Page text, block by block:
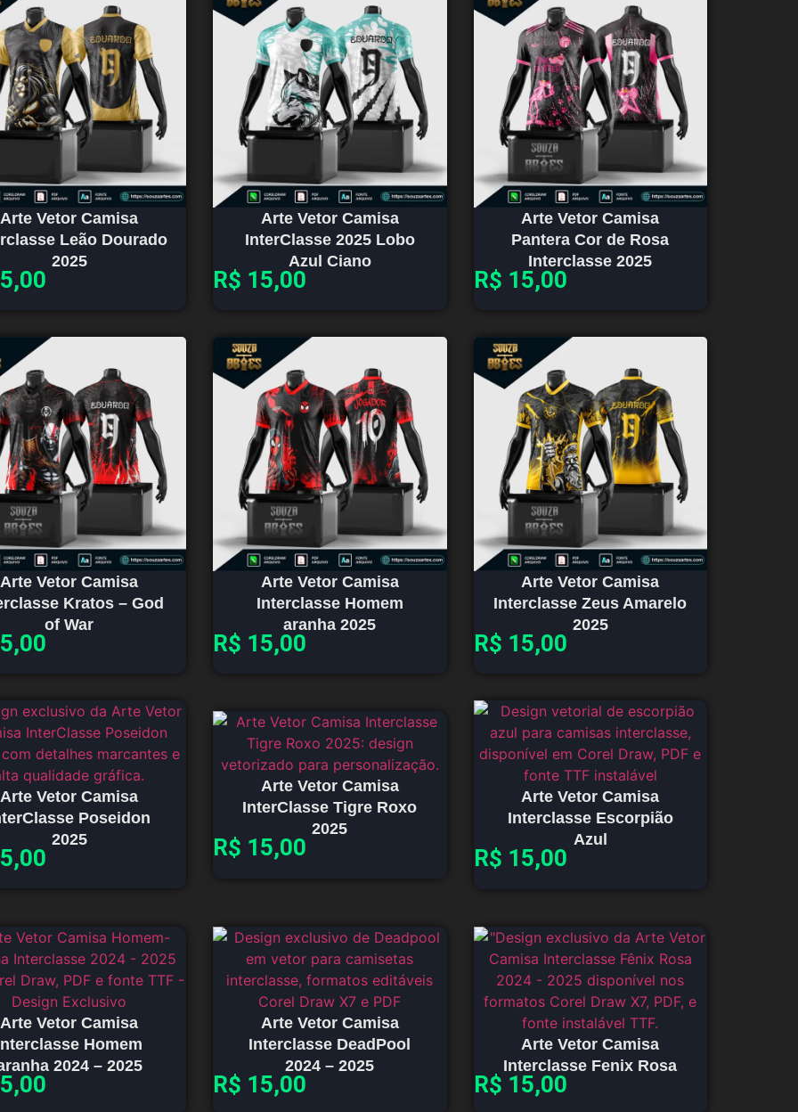
Arte Vetor Camisa
Leão Dourado
2025
Arte Vetor Camisa
InterClasse 2025 Lobo
Azul Ciano
R$ 15,00
Arte Vetor Camisa
Pantera Cor de Rosa
Interclasse 2025
R$ 15,00
Arte Vetor Camisa
Kratos – God
of War
Arte Vetor Camisa
Interclasse Homem
aranha 2025
R$ 15,00
Arte Vetor Camisa
Interclasse Zeus Amarelo
2025
R$ 15,00
Arte Vetor Camisa
Poseidon
2025
Arte Vetor Camisa
InterClasse Tigre Roxo
2025
R$ 15,00
Arte Vetor Camisa
Interclasse Escorpião
Azul
R$ 15,00
Arte Vetor Camisa
Homem
2024 – 2025
Arte Vetor Camisa
Interclasse DeadPool
2024 – 2025
R$ 15,00
Arte Vetor Camisa
Interclasse Fenix Rosa
R$ 15,00